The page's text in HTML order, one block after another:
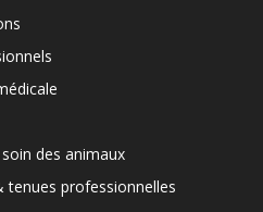
des animaux
tenues professionnelles